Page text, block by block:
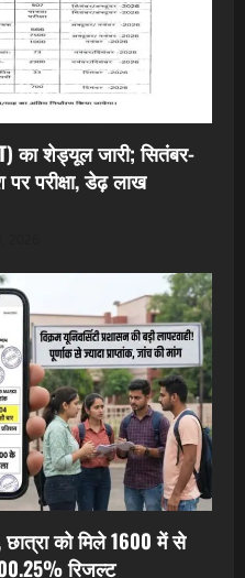
का शेड्यूल जारी; सितंबर-
परीक्षा, डेढ़ लाख
छात्रा को मिले 1600 में से
रिजल्ट